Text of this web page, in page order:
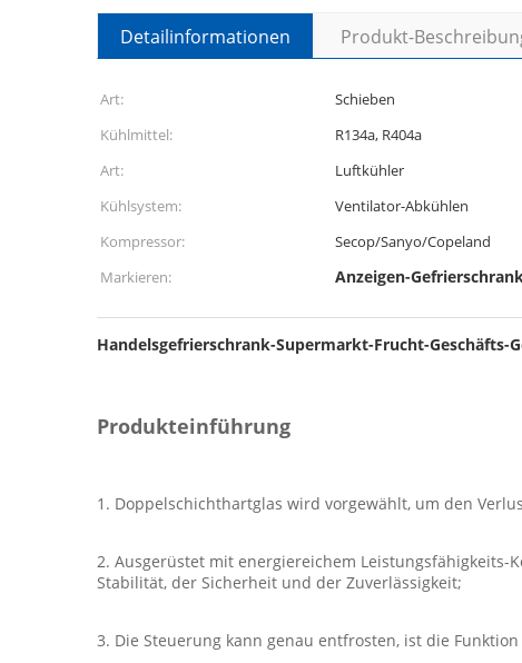
Detailinformationen Produkt-
Art: Schieben
Kühlmittel:
R134a, R404a
Art:
Luftkühler
Kühlsystem:
Ventilator-Abkühlen
Kompressor:
Secop/Sanyo/Copeland
Markieren:
Anzeigen-
Handelsgefrierschrank-Supermarkt-Frucht-Geschäfts-
Produkteinführung
1. Doppelschichthartglas wird vorgewählt, um den
2. Ausgerüstet mit energiereichem
Stabilität, der Sicherheit und der Zuverlässigkeit;
3. Die Steuerung kann genau entfrosten, ist die